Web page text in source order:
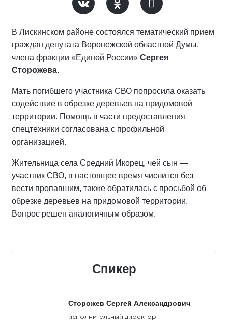
В Лискинском районе состоялся тематический прием
граждан депутата Воронежской областной Думы,
члена фракции «Единой России» Сергея
Сторожева.
Мать погибшего участника СВО попросила оказать
содействие в обрезке деревьев на придомовой
территории. Помощь в части предоставления
спецтехники согласована с профильной
организацией.
Жительница села Средний Икорец, чей сын —
участник СВО, в настоящее время числится без
вести пропавшим, также обратилась с просьбой об
обрезке деревьев на придомовой территории.
Вопрос решен аналогичным образом.
Спикер
Сторожев Сергей Александрович
исполнительный директор